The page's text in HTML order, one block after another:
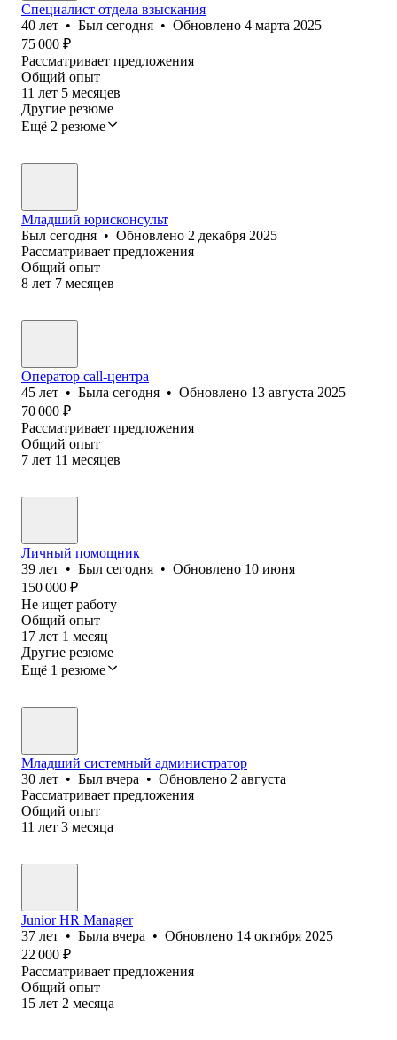
Специалист отдела взыскания
40 лет • Был сегодня • Обновлено 4 марта 2025
75 000 ₽
Рассматривает предложения
Общий опыт
11 лет 5 месяцев
Другие резюме
Ещё 2 резюме
Младший юрисконсульт
Был сегодня • Обновлено 2 декабря 2025
Рассматривает предложения
Общий опыт
8 лет 7 месяцев
Оператор call-центра
45 лет • Была сегодня • Обновлено 13 августа 2025
70 000 ₽
Рассматривает предложения
Общий опыт
7 лет 11 месяцев
Личный помощник
39 лет • Был сегодня • Обновлено 10 июня
150 000 ₽
Не ищет работу
Общий опыт
17 лет 1 месяц
Другие резюме
Ещё 1 резюме
Младший системный администратор
30 лет • Был вчера • Обновлено 2 августа
Рассматривает предложения
Общий опыт
11 лет 3 месяца
Junior HR Manager
37 лет • Была вчера • Обновлено 14 октября 2025
22 000 ₽
Рассматривает предложения
Общий опыт
15 лет 2 месяца